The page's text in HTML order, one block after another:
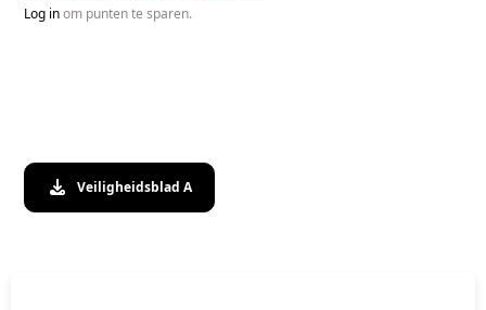
Log inom punten te sparen.
Veiligheidsblad A